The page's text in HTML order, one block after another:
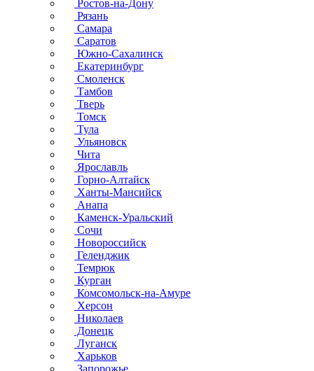
Ростов-на-Дону
Рязань
Самара
Саратов
Южно-Сахалинск
Екатеринбург
Смоленск
Тамбов
Тверь
Томск
Тула
Ульяновск
Чита
Ярославль
Горно-Алтайск
Ханты-Мансийск
Анапа
Каменск-Уральский
Сочи
Новороссийск
Геленджик
Темрюк
Курган
Комсомольск-на-Амуре
Херсон
Николаев
Донецк
Луганск
Харьков
Запорожье